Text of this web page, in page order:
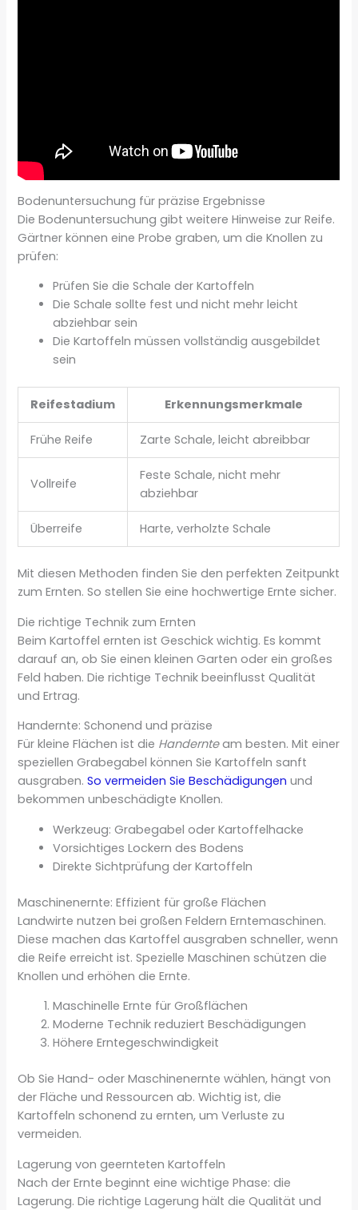
Bodenuntersuchung für präzise Ergebnisse
Die Bodenuntersuchung gibt weitere Hinweise zur Reife.
Gärtner können eine Probe graben, um die Knollen zu
prüfen:
Prüfen Sie die Schale der Kartoffeln
Die Schale sollte fest und nicht mehr leicht
abziehbar sein
Die Kartoffeln müssen vollständig ausgebildet
sein
Reifestadium Erkennungsmerkmale
Frühe Reife Zarte Schale, leicht abreibbar
Vollreife
Feste Schale, nicht mehr
abziehbar
Überreife Harte, verholzte Schale
Mit diesen Methoden finden Sie den perfekten Zeitpunkt
zum Ernten. So stellen Sie eine hochwertige Ernte sicher.
Die richtige Technik zum Ernten
Beim Kartoffel ernten ist Geschick wichtig. Es kommt
darauf an, ob Sie einen kleinen Garten oder ein großes
Feld haben. Die richtige Technik beeinflusst Qualität
und Ertrag.
Handernte: Schonend und präzise
Für kleine Flächen ist die Handernteam besten. Mit einer
speziellen Grabegabel können Sie Kartoffeln sanft
ausgraben.So vermeiden Sie Beschädigungen und
bekommen unbeschädigte Knollen.
Werkzeug: Grabegabel oder Kartoffelhacke
Vorsichtiges Lockern des Bodens
Direkte Sichtprüfung der Kartoffeln
Maschinenernte: Effizient für große Flächen
Landwirte nutzen bei großen Feldern Erntemaschinen.
Diese machen das Kartoffel ausgraben schneller, wenn
die Reife erreicht ist. Spezielle Maschinen schützen die
Knollen und erhöhen die Ernte.
Maschinelle Ernte für Großflächen
Moderne Technik reduziert Beschädigungen
Höhere Erntegeschwindigkeit
Ob Sie Hand- oder Maschinenernte wählen, hängt von
der Fläche und Ressourcen ab. Wichtig ist, die
Kartoffeln schonend zu ernten, um Verluste zu
vermeiden.
Lagerung von geernteten Kartoffeln
Nach der Ernte beginnt eine wichtige Phase: die
Lagerung. Die richtige Lagerung hält die Qualität und